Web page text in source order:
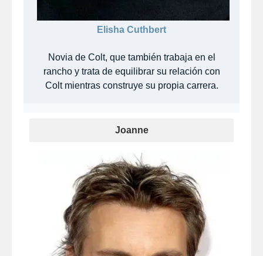
Elisha Cuthbert
Novia de Colt, que también trabaja en el
rancho y trata de equilibrar su relación con
Colt mientras construye su propia carrera.
Joanne